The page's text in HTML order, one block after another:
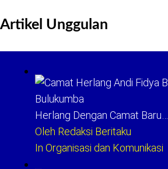
Artikel Unggulan
Herlang Dengan Camat Baru…
Oleh Redaksi Beritaku
In Organisasi dan Komunikasi